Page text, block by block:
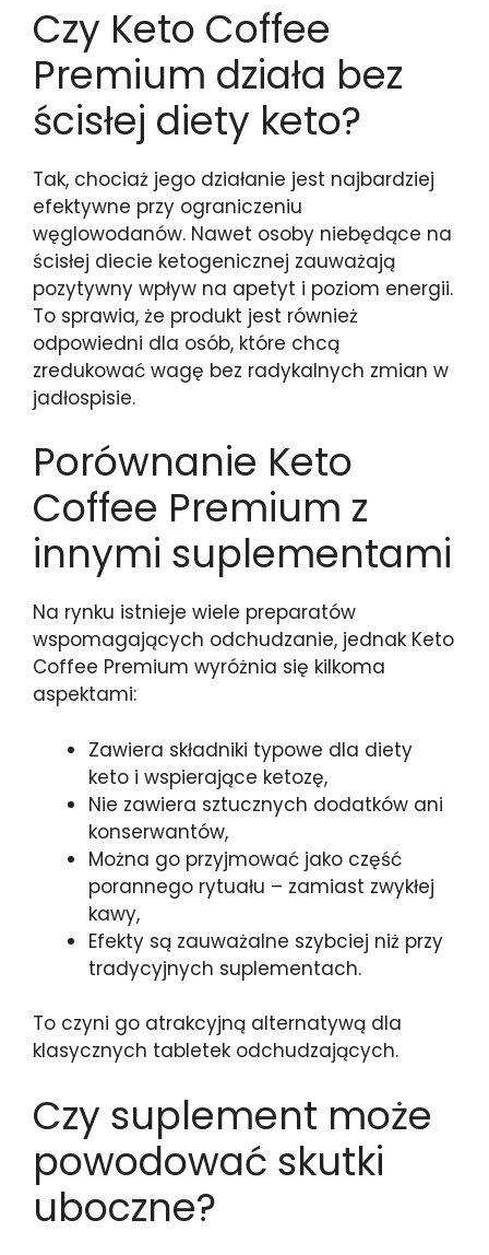
Czy Keto Coffee
Premium działa bez
ścisłej diety keto?
Tak, chociaż jego działanie jest najbardziej
efektywne przy ograniczeniu
węglowodanów. Nawet osoby niebędące na
ścisłej diecie ketogenicznej zauważają
pozytywny wpływ na apetyt i poziom energii.
To sprawia, że produkt jest również
odpowiedni dla osób, które chcą
zredukować wagę bez radykalnych zmian w
jadłospisie.
Porównanie Keto
Coffee Premium z
innymi suplementami
Na rynku istnieje wiele preparatów
wspomagających odchudzanie, jednak Keto
Coffee Premium wyróżnia się kilkoma
aspektami:
Zawiera składniki typowe dla diety
keto i wspierające ketozę,
Nie zawiera sztucznych dodatków ani
konserwantów,
Można go przyjmować jako część
porannego rytuału – zamiast zwykłej
kawy,
Efekty są zauważalne szybciej niż przy
tradycyjnych suplementach.
To czyni go atrakcyjną alternatywą dla
klasycznych tabletek odchudzających.
Czy suplement może
powodować skutki
uboczne?